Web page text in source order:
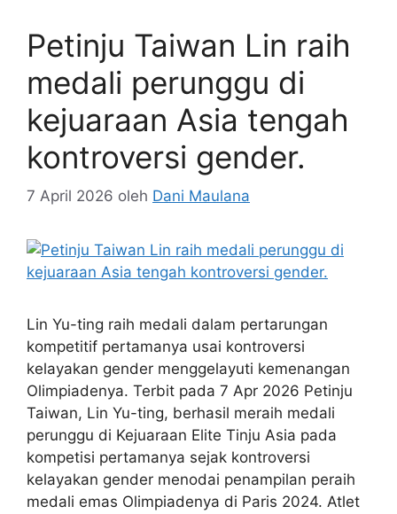
Petinju Taiwan Lin raih
medali perunggu di
kejuaraan Asia tengah
kontroversi gender.
7 April 2026 oleh Dani Maulana
Lin Yu-ting raih medali dalam pertarungan
kompetitif pertamanya usai kontroversi
kelayakan gender menggelayuti kemenangan
Olimpiadenya. Terbit pada 7 Apr 2026 Petinju
Taiwan, Lin Yu-ting, berhasil meraih medali
perunggu di Kejuaraan Elite Tinju Asia pada
kompetisi pertamanya sejak kontroversi
kelayakan gender menodai penampilan peraih
medali emas Olimpiadenya di Paris 2024. Atlet